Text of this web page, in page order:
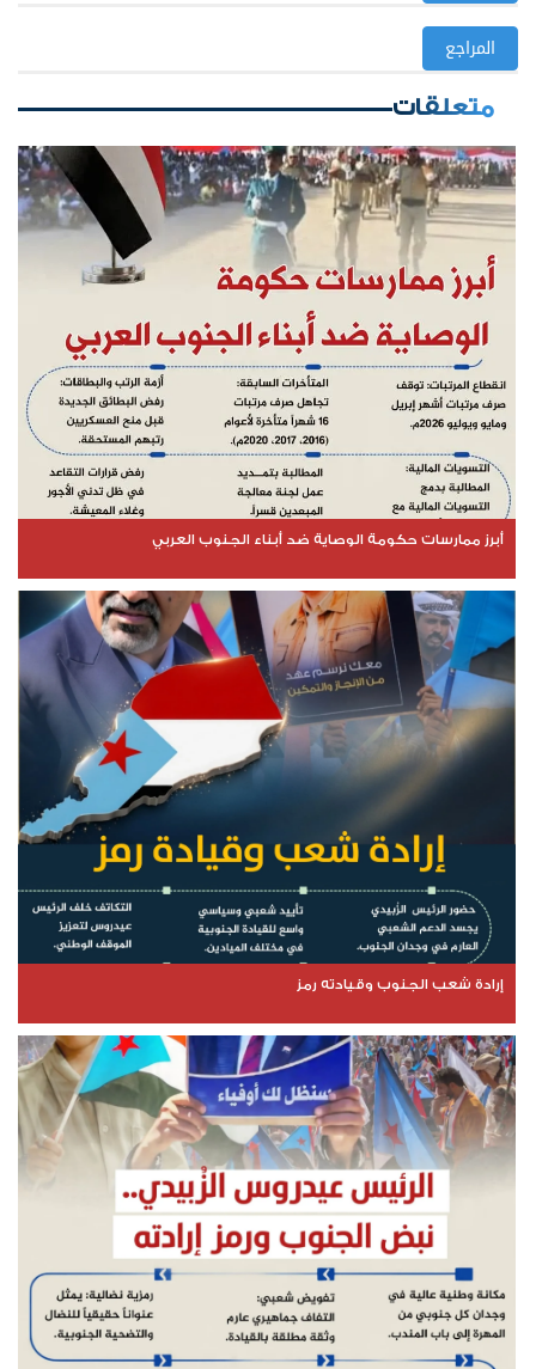
المراجع
متعلقات
أبرز ممارسات حكومة الوصاية ضد أبناء الجنوب العربي
إرادة شعب الجنوب وقيادته رمز